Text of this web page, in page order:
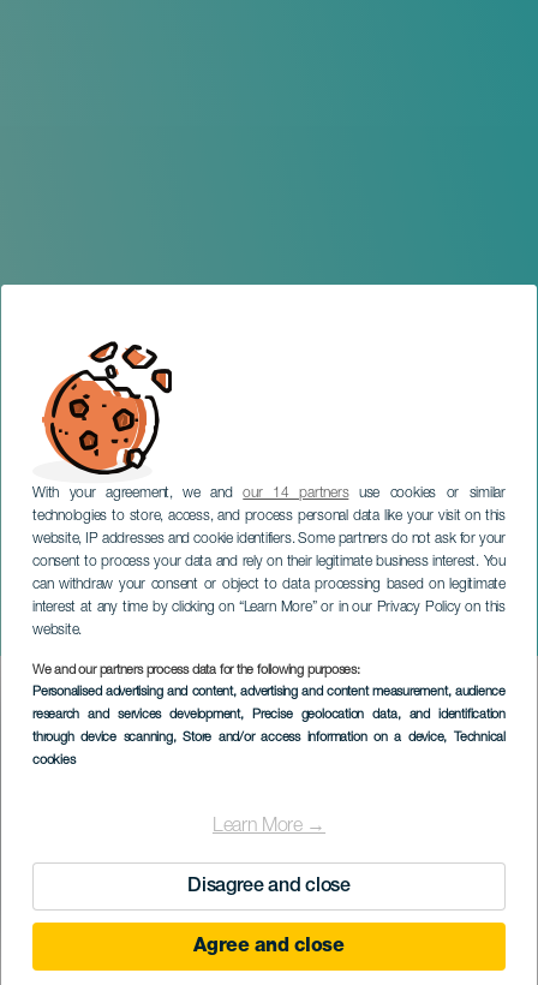
With your agreement, we andour 14 partnersuse cookies or similar
technologies to store, access, and process personal data like your visit on this
website, IP addresses and cookie identifiers. Some partners do not ask for your
consent to process your data and rely on their legitimate business interest. You
can withdraw your consent or object to data processing based on legitimate
interest at any time by clicking on “Learn More” or in our Privacy Policy on this
website.
We and our partners process data for the following purposes:
Personalised advertising and content, advertising and content measurement, audience
research and services development, Precise geolocation data, and identification
through device scanning, Store and/or access information on a device, Technical
cookies
Learn More →
Disagree and close
Agree and close
Jamming
TENERIFE
Imagen
Listado